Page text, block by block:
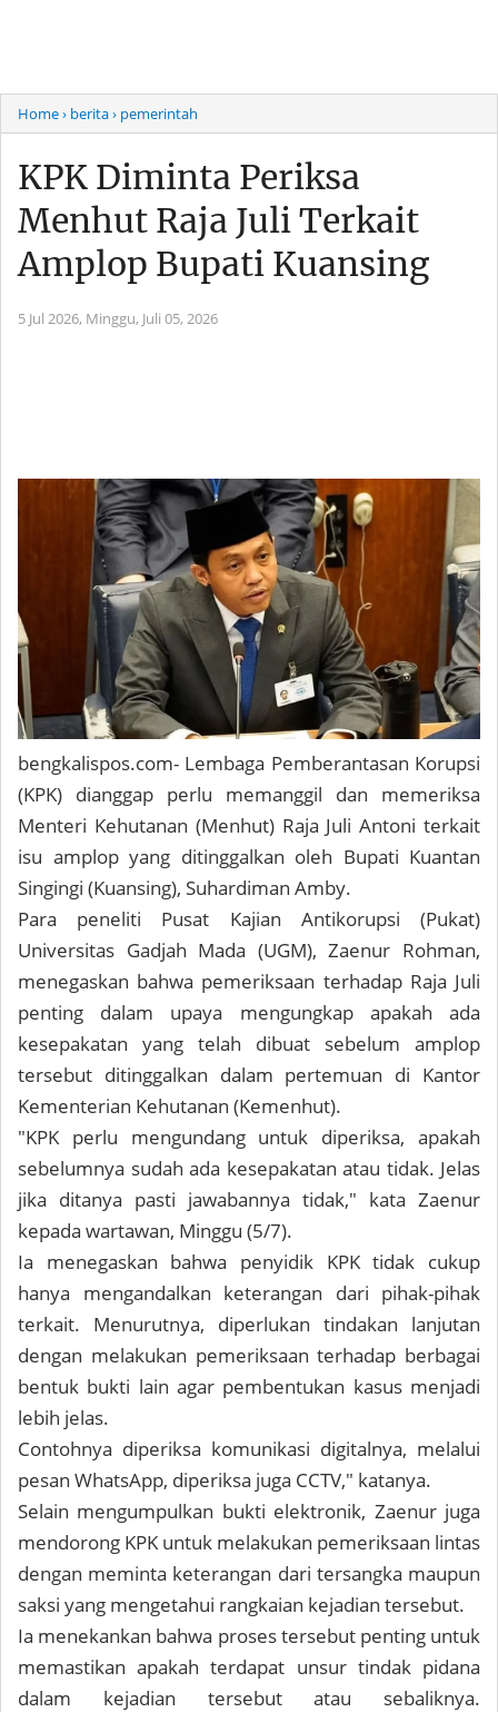
Home› berita› pemerintah
KPK Diminta Periksa
Menhut Raja Juli Terkait
Amplop Bupati Kuansing
5 Jul 2026, Minggu, Juli 05, 2026
bengkalispos.com- Lembaga Pemberantasan Korupsi
(KPK) dianggap perlu memanggil dan memeriksa
Menteri Kehutanan (Menhut) Raja Juli Antoni terkait
isu amplop yang ditinggalkan oleh Bupati Kuantan
Singingi (Kuansing), Suhardiman Amby.
Para peneliti Pusat Kajian Antikorupsi (Pukat)
Universitas Gadjah Mada (UGM), Zaenur Rohman,
menegaskan bahwa pemeriksaan terhadap Raja Juli
penting dalam upaya mengungkap apakah ada
kesepakatan yang telah dibuat sebelum amplop
tersebut ditinggalkan dalam pertemuan di Kantor
Kementerian Kehutanan (Kemenhut).
"KPK perlu mengundang untuk diperiksa, apakah
sebelumnya sudah ada kesepakatan atau tidak. Jelas
jika ditanya pasti jawabannya tidak," kata Zaenur
kepada wartawan, Minggu (5/7).
Ia menegaskan bahwa penyidik KPK tidak cukup
hanya mengandalkan keterangan dari pihak-pihak
terkait. Menurutnya, diperlukan tindakan lanjutan
dengan melakukan pemeriksaan terhadap berbagai
bentuk bukti lain agar pembentukan kasus menjadi
lebih jelas.
Contohnya diperiksa komunikasi digitalnya, melalui
pesan WhatsApp, diperiksa juga CCTV," katanya.
Selain mengumpulkan bukti elektronik, Zaenur juga
mendorong KPK untuk melakukan pemeriksaan lintas
dengan meminta keterangan dari tersangka maupun
saksi yang mengetahui rangkaian kejadian tersebut.
Ia menekankan bahwa proses tersebut penting untuk
memastikan apakah terdapat unsur tindak pidana
dalam kejadian tersebut atau sebaliknya.